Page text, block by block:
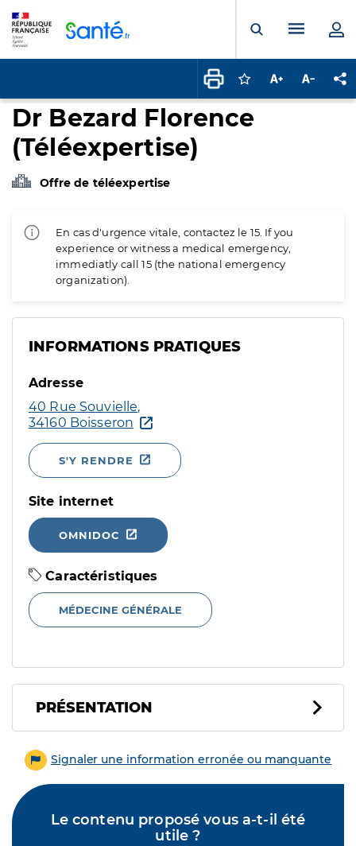
Ouvrir laMenu
Connectez-vous
Augmenter la
Dr Bezard Florence
(Téléexpertise)
Offre de téléexpertise
En cas d'urgence vitale, contactez le 15. If you
experience or witness a medical emergency,
immediatly call 15 (the national emergency
organization).
INFORMATIONS PRATIQUES
Adresse
40 Rue Souvielle,
34160 Boisseron
S'Y RENDRE
Site internet
OMNIDOC
Caractéristiques
MÉDECINE GÉNÉRALE
PRÉSENTATION
Signaler une information erronée ou manquante
Le contenu proposé vous a-t-il été
utile ?